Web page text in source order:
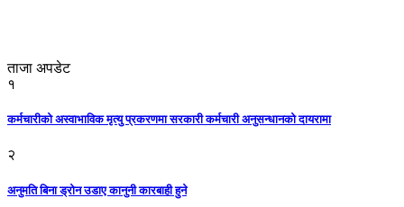
ताजा अपडेट
१
कर्मचारीको अस्वाभाविक मृत्यु प्रकरणमा सरकारी कर्मचारी अनुसन्धानको दायरामा
२
अनुमति बिना ड्रोन उडाए कानुनी कारबाही हुने